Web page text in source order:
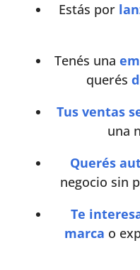
Estás por
Tenés una
querés
Tus ventas
una
Querés
negocio sin
Te
marca o